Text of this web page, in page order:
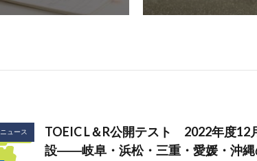
ニュース
TOEIC L＆R公開テスト 2022年度12
設――岐阜・浜松・三重・愛媛・沖縄